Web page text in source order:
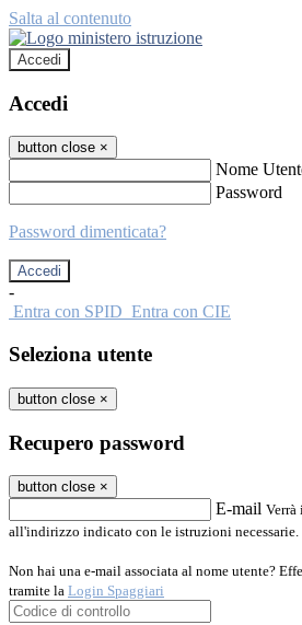
Salta al contenuto
Accedi
Accedi
button close ×
Nome
Password
Password dimenticata?
-
Entra con SPID Entra con CIE
Seleziona utente
button close ×
Recupero password
button close ×
E-mail Verrà
all'indirizzo indicato con le istruzioni necessarie.
Non hai una e-mail associata al nome utente?
tramite la Login Spaggiari